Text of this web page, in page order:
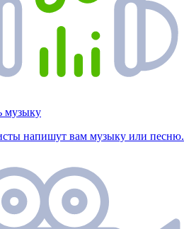
музыку
напишут вам музыку или песню.